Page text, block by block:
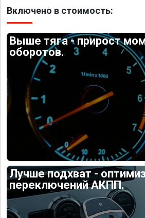
Включено в стоимость:
Выше тяга - прирост
оборотов.
Лучше подхват -
переключений АКПП.